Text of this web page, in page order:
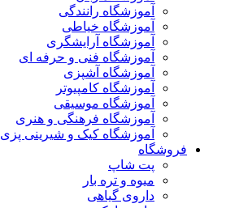
آموزشگاه رانندگی
آموزشگاه خیاطی
آموزشگاه آرایشگری
آموزشگاه فنی و حرفه ای
آموزشگاه آشپزی
آموزشگاه کامپیوتر
آموزشگاه موسیقی
آموزشگاه فرهنگی و هنری
آموزشگاه کیک و شیرینی پزی
فروشگاه
پت شاپ
میوه و تره بار
داروی گیاهی